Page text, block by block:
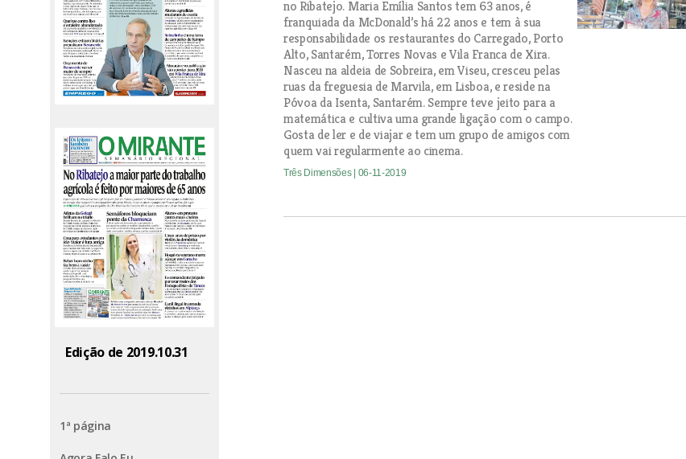
Edição de 2019.10.31
1ª página
no Ribatejo. Maria Emília Santos tem 63 anos, é
franquiada da McDonald’s há 22 anos e tem à sua
responsabilidade os restaurantes do Carregado, Porto
Alto, Santarém, Torres Novas e Vila Franca de Xira.
Nasceu na aldeia de Sobreira, em Viseu, cresceu pelas
ruas da freguesia de Marvila, em Lisboa, e reside na
Póvoa da Isenta, Santarém. Sempre teve jeito para a
matemática e cultiva uma grande ligação com o campo.
Gosta de ler e de viajar e tem um grupo de amigos com
quem vai regularmente ao cinema.
Três Dimensões | 06-11-2019